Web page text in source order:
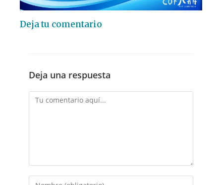
Deja tu comentario
Deja una respuesta